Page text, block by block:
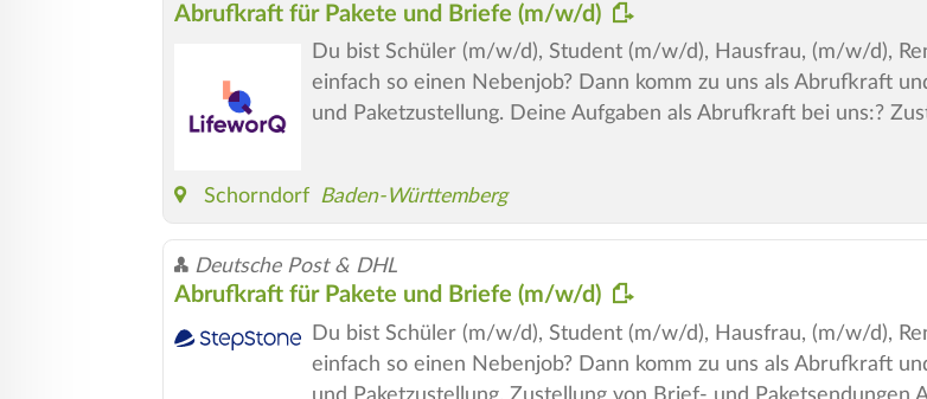
Abrufkraft für Pakete und Briefe (m/w/d)
Du bist Schüler (m/w/d), Student (m/w/d), Hausfrau, (m/w/d),
einfach so einen Nebenjob? Dann komm zu uns als Abrufkraft
und Paketzustellung. Deine Aufgaben als Abrufkraft bei uns:?
Schorndorf Baden-Württemberg
Deutsche Post & DHL
Abrufkraft für Pakete und Briefe (m/w/d)
Du bist Schüler (m/w/d), Student (m/w/d), Hausfrau, (m/w/d),
einfach so einen Nebenjob? Dann komm zu uns als Abrufkraft
und Paketzustellung. Zustellung von Brief- und Paketsendungen